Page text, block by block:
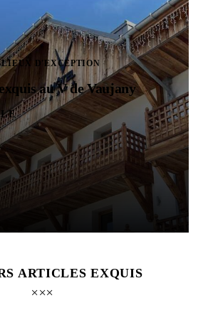
LIEUX D'EXCEPTION
au V de Vaujany
ARTICLES EXQUIS